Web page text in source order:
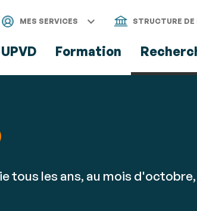
au
directs
MES SERVICES STRUCTURE
UPVD Formation
les ans, au mois